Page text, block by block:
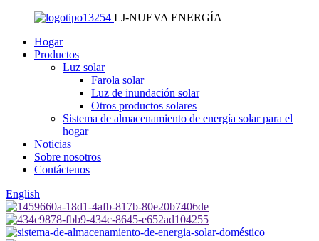
LJ-NUEVA ENERGÍA
Hogar
Productos
Luz solar
Farola solar
Luz de inundación solar
Otros productos solares
Sistema de almacenamiento de energía solar para el
hogar
Noticias
Sobre nosotros
Contáctenos
English